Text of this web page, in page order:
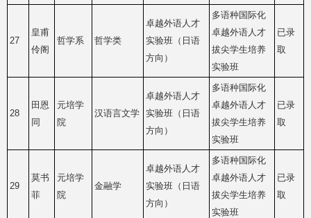
27
皇甫
伶阁
哲学系 哲学类
卓越外语人才
实验班（日语
方向）
多语种国际化
卓越外语人才
拔尖学生培养
实验班
已录
取
28
田恩
同
元培学
院
汉语言文学
卓越外语人才
实验班（日语
方向）
多语种国际化
卓越外语人才
拔尖学生培养
实验班
已录
取
29
莫书
菲
元培学
院
金融学
卓越外语人才
实验班（日语
方向）
多语种国际化
卓越外语人才
拔尖学生培养
实验班
已录
取